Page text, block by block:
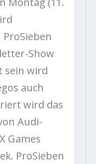
Show
sein wird
auch
wird das
Audi-
Games
ProSieben